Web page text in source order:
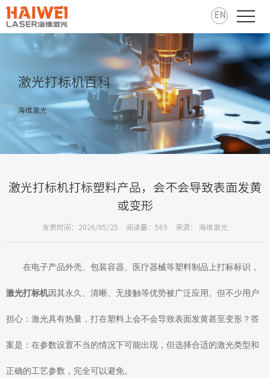
EN
激光打标机百科
海维激光
激光打标机打标塑料产品，会不会导致表面发黄
或变形
发表时间：2026/05/25 阅读量：569 来源： 海维激光
在电子产品外壳、包装容器、医疗器械等塑料制品上打标标识，
激光打标机因其永久、清晰、无接触等优势被广泛应用。但不少用户
担心：激光具有热量，打在塑料上会不会导致表面发黄甚至变形？答
案是：在参数设置不当的情况下可能出现，但选择合适的激光类型和
正确的工艺参数，完全可以避免。